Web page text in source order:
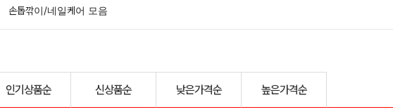
손톱깎이/네일케어 모음
인기상품순 신상품순 낮은가격순 높은가격순